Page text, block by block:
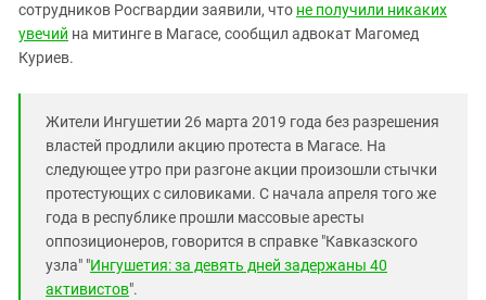
сотрудников Росгвардии заявили, что не получили никаких
увечий на митинге в Магасе, сообщил адвокат Магомед
Куриев.
Жители Ингушетии 26 марта 2019 года без разрешения
властей продлили акцию протеста в Магасе. На
следующее утро при разгоне акции произошли стычки
протестующих с силовиками. С начала апреля того же
года в республике прошли массовые аресты
оппозиционеров, говорится в справке "Кавказского
узла" "Ингушетия: за девять дней задержаны 40
активистов".